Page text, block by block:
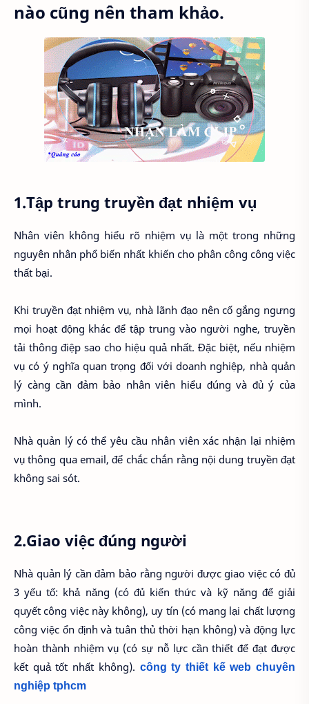
nào cũng nên tham khảo.
1.Tập trung truyền đạt nhiệm vụ
Nhân viên không hiểu rõ nhiệm vụ là một trong những
nguyên nhân phổ biến nhất khiến cho phân công công việc
thất bại.
Khi truyền đạt nhiệm vụ, nhà lãnh đạo nên cố gắng ngưng
mọi hoạt động khác để tập trung vào người nghe, truyền
tải thông điệp sao cho hiệu quả nhất. Đặc biệt, nếu nhiệm
vụ có ý nghĩa quan trọng đối với doanh nghiệp, nhà quản
lý càng cần đảm bảo nhân viên hiểu đúng và đủ ý của
mình.
Nhà quản lý có thể yêu cầu nhân viên xác nhận lại nhiệm
vụ thông qua email, để chắc chắn rằng nội dung truyền đạt
không sai sót.
2.Giao việc đúng người
Nhà quản lý cần đảm bảo rằng người được giao việc có đủ
3 yếu tố: khả năng (có đủ kiến thức và kỹ năng để giải
quyết công việc này không), uy tín (có mang lại chất lượng
công việc ổn định và tuân thủ thời hạn không) và động lực
hoàn thành nhiệm vụ (có sự nỗ lực cần thiết để đạt được
kết quả tốt nhất không). công ty thiết kế web chuyên
nghiệp tphcm